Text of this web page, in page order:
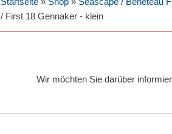
/ First 18 Gennaker - klein
Wir möchten Sie darüber